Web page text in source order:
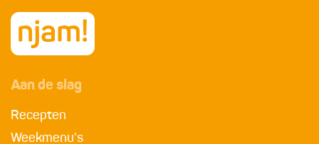
Aan de slag
Recepten
Weekmenu's